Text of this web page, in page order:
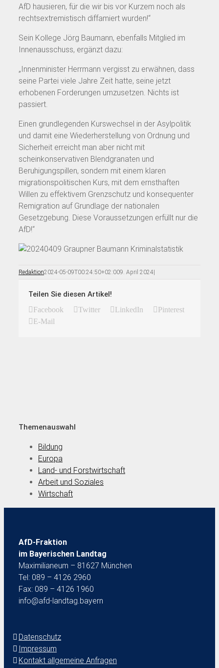
AfD hausieren, für die wir bis vor Kurzem noch als
rechtsextremistisch diffamiert wurden!“
Sein Kollege Jörg Baumann, ebenfalls Mitglied im
Innenausschuss, ergänzt dazu:
„Innenminister Herrmann vergisst zu erwähnen, dass
seine Partei viele Jahre Zeit hatte, seine jetzt
erhobenen Forderungen umzusetzen. Nichts ist
passiert.
Einen grundlegenden Kurswechsel in der Asylpolitik
und damit eine Wiederherstellung von Ordnung und
Sicherheit erreicht man aber nicht mit
scheinkonservativen Blendgranaten und
Beruhigungspillen, sondern mit einem klaren
migrationspolitischen Kurs, mit dem ernsthaften
Willen zu effektivem Grenzschutz und konsequenter
Remigration auf Grundlage der nationalen
Gesetzgebung. Diese Voraussetzungen erfüllt nur die
AfD!“
Redaktion2024-05-09T00:24:50+02:009. April 2024|
Teilen Sie diesen Artikel!
Facebook Twitter LinkedIn
Pinterest
E-Mail
Themenauswahl
Bildung
Europa
Land- und Forstwirtschaft
Arbeit und Soziales
Wirtschaft
AfD-Fraktion
im Bayerischen Landtag
Maximilianeum – 81627 München
Tel: 089 – 4126 2960
Fax: 089 – 4126 1960
info@afd-landtag.bayern
Datenschutz
Impressum
Kontakt allgemeine Anfragen